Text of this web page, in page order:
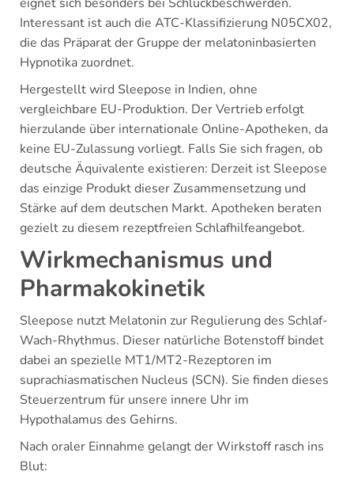
Interessant ist auch die ATC-Klassifizierung N05CX02,
die das Präparat der Gruppe der melatoninbasierten
Hypnotika zuordnet.
Hergestellt wird Sleepose in Indien, ohne
vergleichbare EU-Produktion. Der Vertrieb erfolgt
hierzulande über internationale Online-Apotheken, da
keine EU-Zulassung vorliegt. Falls Sie sich fragen, ob
deutsche Äquivalente existieren: Derzeit ist Sleepose
das einzige Produkt dieser Zusammensetzung und
Stärke auf dem deutschen Markt. Apotheken beraten
gezielt zu diesem rezeptfreien Schlafhilfeangebot.
Wirkmechanismus und
Pharmakokinetik
Sleepose nutzt Melatonin zur Regulierung des Schlaf-
Wach-Rhythmus. Dieser natürliche Botenstoff bindet
dabei an spezielle MT1/MT2-Rezeptoren im
suprachiasmatischen Nucleus (SCN). Sie finden dieses
Steuerzentrum für unsere innere Uhr im
Hypothalamus des Gehirns.
Nach oraler Einnahme gelangt der Wirkstoff rasch ins
Blut: